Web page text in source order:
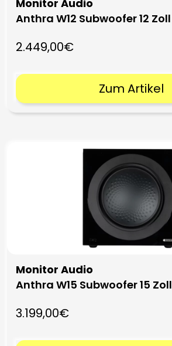
Monitor Audio
Anthra W12 Subwoofer 12 Zoll
2.449,00€
Zum Artikel
Monitor Audio
Anthra W15 Subwoofer 15 Zoll
3.199,00€